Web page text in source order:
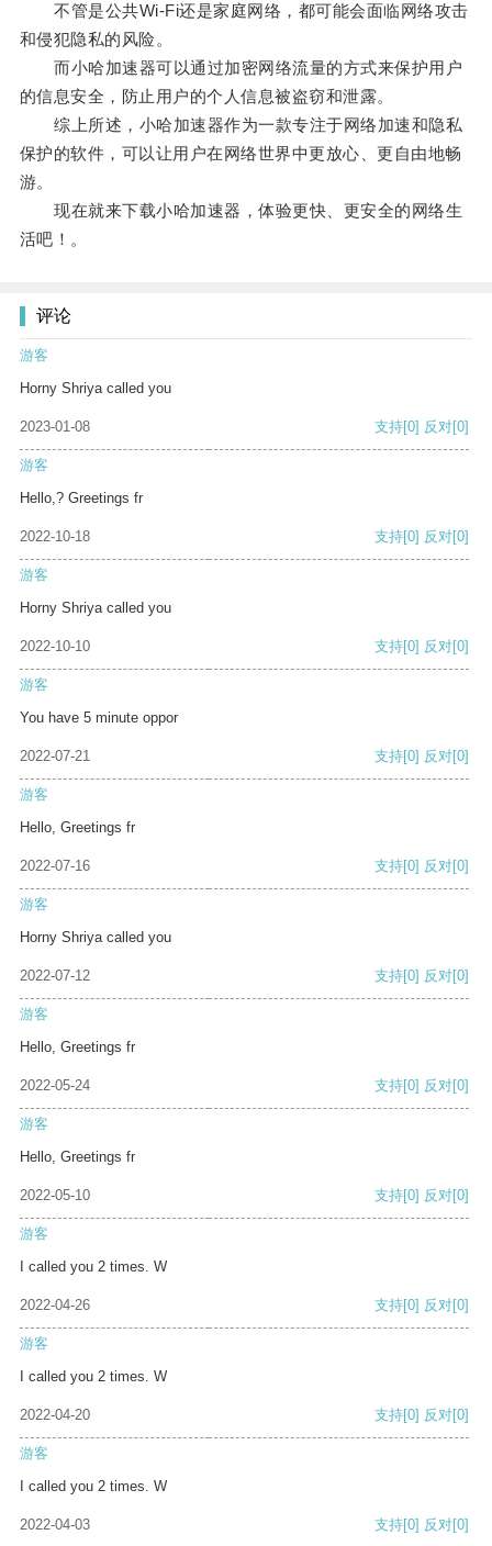
不管是公共Wi-Fi还是家庭网络，都可能会面临网络攻击
和侵犯隐私的风险。
而小哈加速器可以通过加密网络流量的方式来保护用户
的信息安全，防止用户的个人信息被盗窃和泄露。
综上所述，小哈加速器作为一款专注于网络加速和隐私
保护的软件，可以让用户在网络世界中更放心、更自由地畅
游。
现在就来下载小哈加速器，体验更快、更安全的网络生
活吧！。
评论
游客
Horny Shriya called you
2023-01-08 支持[0] 反对[0]
游客
Hello,? Greetings fr
2022-10-18 支持[0] 反对[0]
游客
Horny Shriya called you
2022-10-10 支持[0] 反对[0]
游客
You have 5 minute oppor
2022-07-21 支持[0] 反对[0]
游客
Hello, Greetings fr
2022-07-16 支持[0] 反对[0]
游客
Horny Shriya called you
2022-07-12 支持[0] 反对[0]
游客
Hello, Greetings fr
2022-05-24 支持[0] 反对[0]
游客
Hello, Greetings fr
2022-05-10 支持[0] 反对[0]
游客
I called you 2 times. W
2022-04-26 支持[0] 反对[0]
游客
I called you 2 times. W
2022-04-20 支持[0] 反对[0]
游客
I called you 2 times. W
2022-04-03 支持[0] 反对[0]